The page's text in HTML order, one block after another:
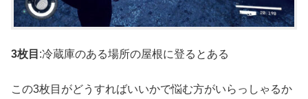
3枚目 :冷蔵庫のある場所の屋根に登るとある
この3枚目がどうすればいいかで悩む方がいらっしゃるか